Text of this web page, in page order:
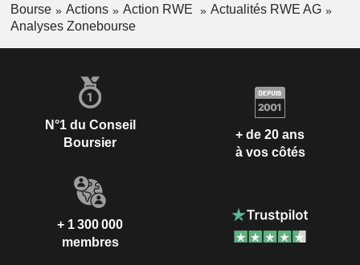
Bourse Actions Action RWE
Actualités RWE AG
Analyses Zonebourse
N°1 du Conseil
Boursier
+ de 20 ans
à vos côtés
+ 1 300 000
membres